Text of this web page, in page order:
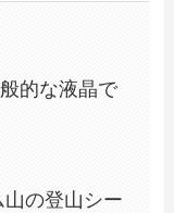
的な液晶で
の登山シー